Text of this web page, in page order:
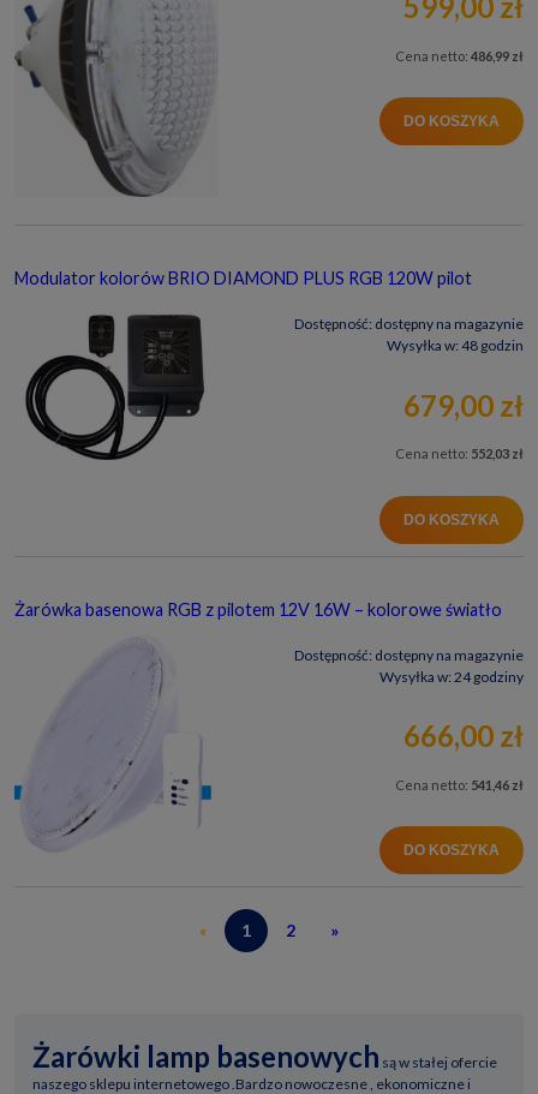
599,00 zł
Cena netto: 486,99 zł
DO KOSZYKA
Modulator kolorów BRIO DIAMOND PLUS RGB 120W pilot
Dostępność: dostępny na magazynie
Wysyłka w: 48 godzin
679,00 zł
Cena netto: 552,03 zł
DO KOSZYKA
Żarówka basenowa RGB z pilotem 12V 16W – kolorowe światło
Dostępność: dostępny na magazynie
Wysyłka w: 24 godziny
666,00 zł
Cena netto: 541,46 zł
DO KOSZYKA
« 1 2 »
Żarówki lamp basenowych są w stałej ofercie
naszego sklepu internetowego .Bardzo nowoczesne , ekonomiczne i